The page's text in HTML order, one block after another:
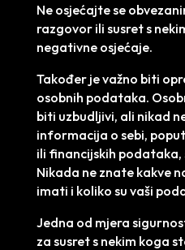
Ne osjećajte se
razgovor ili susret s
negativne osjećaje.
Također je važno biti
osobnih podataka.
biti uzbudljivi, ali nikad
informacija o sebi,
ili financijskih
Nikada ne znate kakve
imati i koliko su vaši
Jedna od mjera
za susret s nekim koga